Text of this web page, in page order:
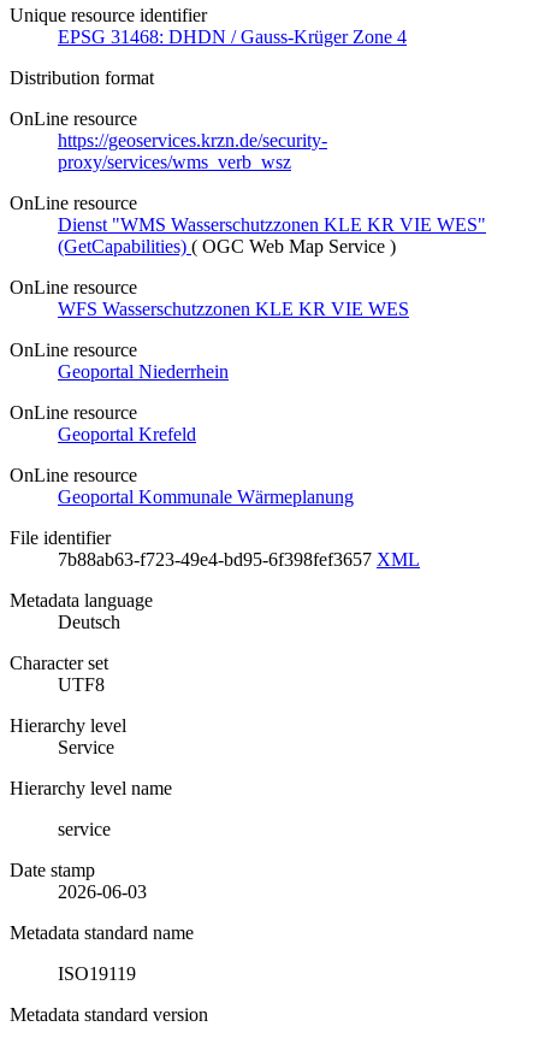
Unique resource identifier
EPSG 31468: DHDN / Gauss-Krüger Zone 4
Distribution format
OnLine resource
https://geoservices.krzn.de/security-
proxy/services/wms_verb_wsz
OnLine resource
Dienst "WMS Wasserschutzzonen KLE KR VIE WES"
(GetCapabilities) ( OGC Web Map Service )
OnLine resource
WFS Wasserschutzzonen KLE KR VIE WES
OnLine resource
Geoportal Niederrhein
OnLine resource
Geoportal Krefeld
OnLine resource
Geoportal Kommunale Wärmeplanung
File identifier
7b88ab63-f723-49e4-bd95-6f398fef3657 XML
Metadata language
Deutsch
Character set
UTF8
Hierarchy level
Service
Hierarchy level name
service
Date stamp
2026-06-03
Metadata standard name
ISO19119
Metadata standard version